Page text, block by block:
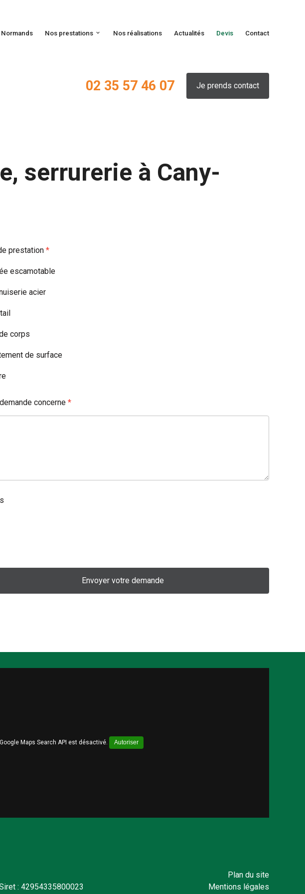
Nos prestations Nos réalisations Actualités Devis Contact
02 35 57 46 07 Je prends contact
serrurerie à Cany-
prestation *
escamotable
acier
corps
de surface
concerne *
Google Maps Search API est désactivé. Autoriser
: 42954335800023
Plan du site
Mentions légales